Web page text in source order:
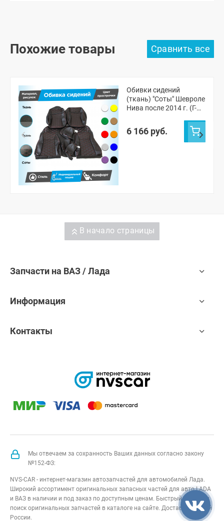
Похожие товары
Обивки сидений
(ткань) "Соты" Шевроле
Нива после 2014 г. (Г-
подголовники)
6 166 руб.
В начало страницы
Запчасти на ВАЗ / Лада
Информация
Контакты
Мы отвечаем за сохранность Ваших данных согласно закону
№152-ФЗ:
NVS-CAR - интернет-магазин автозапчастей для автомобилей Лада.
Широкий ассортимент оригинальных запасных частей для авто LADA
и ВАЗ в наличии и под заказ по доступным ценам. Быстрый подбор и
поиск оригинальных запчастей в каталоге на сайте. Доставка по всей
России.